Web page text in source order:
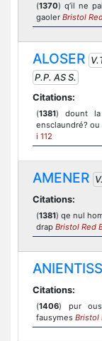
(1370) q’il ne
gaoler Bristol
ALOSER
P.P. AS S.
Citations:
(1381) dount la
ensclaundré?
i 112
AMENER
Citations:
(1381) qe nul
drap Bristol Red
Citations:
(1406) pur
fausymes Bristol